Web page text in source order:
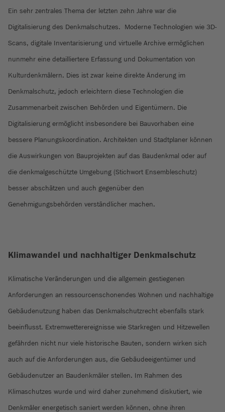
Ein sehr zentrales Thema der letzten zehn Jahre war die
Digitalisierung des Denkmalschutzes. Moderne Technologien wie 3D-
Scans, digitale Inventarisierung und virtuelle Archive ermöglichen
nunmehr eine detailliertere Erfassung und Dokumentation von
Kulturdenkmälern. Dies ist zwar keine direkte Änderung im
Denkmalschutz, jedoch erleichtern diese Technologien die
Zusammenarbeit zwischen Behörden und Eigentümern. Die
Digitalisierung ermöglicht insbesondere bei Bauvorhaben eine
bessere Planungskoordination. Architekten und Stadtplaner können
die Auswirkungen von Bauprojekten auf das Baudenkmal oder auf
die denkmalgeschützte Umgebung (Stichwort Ensembleschutz)
besser abschätzen und auch gegenüber den
Genehmigungsbehörden verständlicher machen.
Klimawandel und nachhaltiger Denkmalschutz
Klimatische Veränderungen und die allgemein gestiegenen
Anforderungen an ressourcenschonendes Wohnen und nachhaltige
Gebäudenutzung haben das Denkmalschutzrecht ebenfalls stark
beeinflusst. Extremwetterereignisse wie Starkregen und Hitzewellen
gefährden nicht nur viele historische Bauten, sondern wirken sich
auch auf die Anforderungen aus, die Gebäudeeigentümer und
Gebäudenutzer an Baudenkmäler stellen. Im Rahmen des
Klimaschutzes wurde und wird daher zunehmend diskutiert, wie
Denkmäler energetisch saniert werden können, ohne ihren